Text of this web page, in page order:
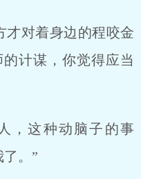
才对着身边的程咬金
计谋，你觉得应当
，这种动脑子的事
。”